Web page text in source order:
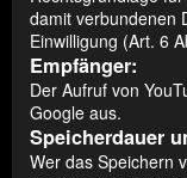
damit verbundenen
Einwilligung (Art. 6
Empfänger:
Der Aufruf von
Google aus.
Speicherdauer
Wer das Speichern